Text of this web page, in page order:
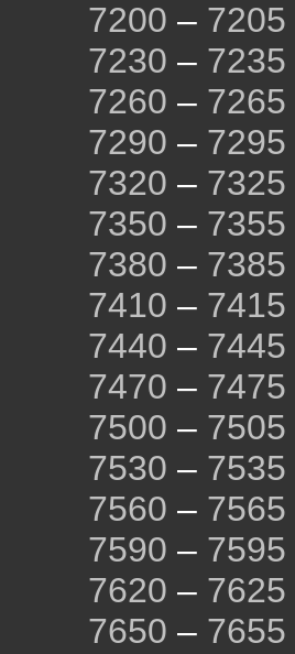
7200 – 7205
7230 – 7235
7260 – 7265
7290 – 7295
7320 – 7325
7350 – 7355
7380 – 7385
7410 – 7415
7440 – 7445
7470 – 7475
7500 – 7505
7530 – 7535
7560 – 7565
7590 – 7595
7620 – 7625
7650 – 7655